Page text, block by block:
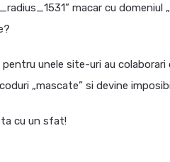
macar cu domeniul
unele site-uri au
„mascate” si devine
cu un sfat!